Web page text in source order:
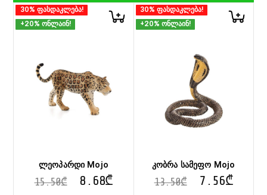
30% ფასდაკლება!
+20% ონლაინ!
ლეოპარდი Mojo
15.50₾ 8.68₾
30% ფასდაკლება!
+20% ონლაინ!
კობრა სამეფო Mojo
13.50₾ 7.56₾